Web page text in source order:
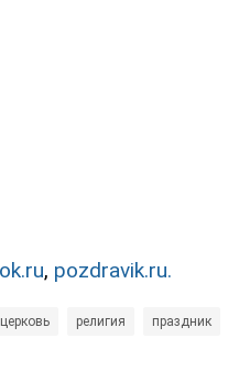
, pozdravik.ru.
церковь религия праздник